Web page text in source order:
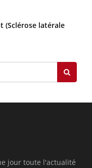
(Sclérose latérale
jour toute l'actualité